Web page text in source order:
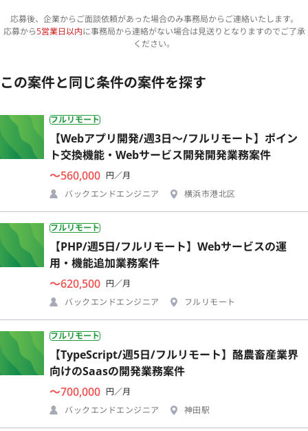
応募後、企業からご面談依頼があった場合のみ事務局からご連絡いたします。
応募から5営業日以内に事務局から連絡がない場合は見送りとなりますのでご了承
ください。
この案件と同じ条件の案件を探す
フルリモート
【Webアプリ開発/週3日〜/フルリモート】ポイン
ト交換機能・Webサービス開発開発業務案件
〜560,000 円／月
バックエンドエンジニア
横浜市港北区
フルリモート
【PHP/週5日/フルリモート】Webサービスの運
用・機能追加業務案件
〜620,500 円／月
バックエンドエンジニア
フルリモート
フルリモート
【TypeScript/週5日/フルリモート】酪農畜産業界
向けのSaasの開発業務案件
〜700,000 円／月
バックエンドエンジニア
神田駅